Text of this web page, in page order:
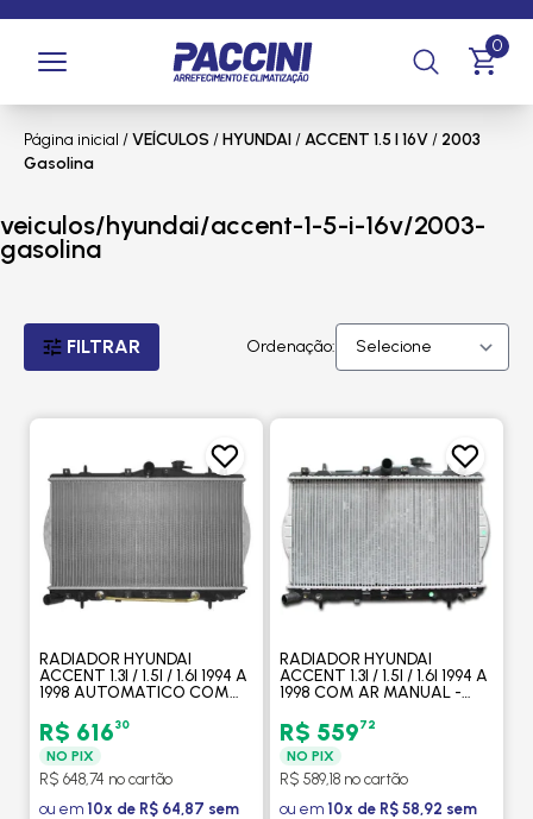
0
Página inicial /VEÍCULOS /HYUNDAI/ACCENT 1.5 I 16V/ 2003
Gasolina
veiculos/hyundai/accent-1-5-i-16v/2003-
gasolina
FILTRAR Ordenação:
RADIADOR HYUNDAI
ACCENT 1.3I / 1.5I / 1.6I 1994 A
1998 AUTOMATICO COM
R$ 61630
NO PIX
R$ 648,74 no cartão
ou em 10x de R$ 64,87 sem
RADIADOR HYUNDAI
ACCENT 1.3I / 1.5I / 1.6I 1994 A
1998 COM AR MANUAL -
R$ 55972
NO PIX
R$ 589,18 no cartão
ou em 10x de R$ 58,92 sem